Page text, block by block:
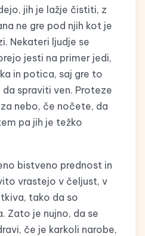
jih je lažje čistiti, z
ne gre pod njih kot je
Nekateri ljudje se
jesti na primer jedi,
in potica, saj gre to
spraviti ven. Proteze
nebo, če nočete, da
pa jih je težko
bistveno prednost in
vrastejo v čeljust, v
tako da so
Zato je nujno, da se
če je karkoli narobe,